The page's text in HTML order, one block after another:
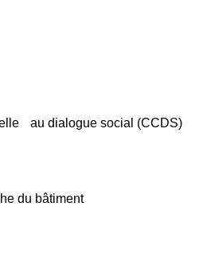
au dialogue social (CCDS)
du bâtiment